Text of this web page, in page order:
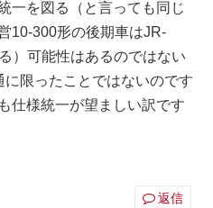
一を図る（と言っても同じ
10-300形の後期車はJR-
）可能性はあるのではない
限ったことではないのです
仕様統一が望ましい訳です
返信